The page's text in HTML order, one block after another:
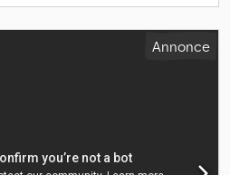
Annonce